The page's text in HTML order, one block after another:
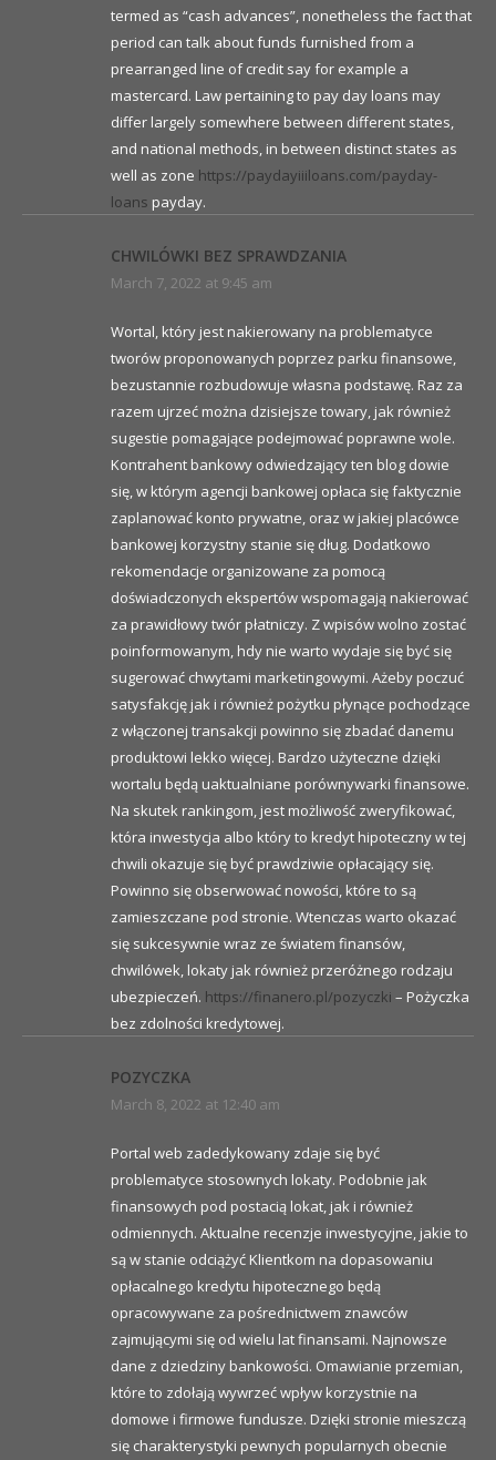
termed as “cash advances”, nonetheless the fact that
period can talk about funds furnished from a
prearranged line of credit say for example a
mastercard. Law pertaining to pay day loans may
differ largely somewhere between different states,
and national methods, in between distinct states as
well as zone https://paydayiiiloans.com/payday-
loans payday.
CHWILÓWKI BEZ SPRAWDZANIA
March 7, 2022 at 9:45 am
Wortal, który jest nakierowany na problematyce
tworów proponowanych poprzez parku finansowe,
bezustannie rozbudowuje własna podstawę. Raz za
razem ujrzeć można dzisiejsze towary, jak również
sugestie pomagające podejmować poprawne wole.
Kontrahent bankowy odwiedzający ten blog dowie
się, w którym agencji bankowej opłaca się faktycznie
zaplanować konto prywatne, oraz w jakiej placówce
bankowej korzystny stanie się dług. Dodatkowo
rekomendacje organizowane za pomocą
doświadczonych ekspertów wspomagają nakierować
za prawidłowy twór płatniczy. Z wpisów wolno zostać
poinformowanym, hdy nie warto wydaje się być się
sugerować chwytami marketingowymi. Ażeby poczuć
satysfakcję jak i również pożytku płynące pochodzące
z włączonej transakcji powinno się zbadać danemu
produktowi lekko więcej. Bardzo użyteczne dzięki
wortalu będą uaktualniane porównywarki finansowe.
Na skutek rankingom, jest możliwość zweryfikować,
która inwestycja albo który to kredyt hipoteczny w tej
chwili okazuje się być prawdziwie opłacający się.
Powinno się obserwować nowości, które to są
zamieszczane pod stronie. Wtenczas warto okazać
się sukcesywnie wraz ze światem finansów,
chwilówek, lokaty jak również przeróżnego rodzaju
ubezpieczeń. https://finanero.pl/pozyczki – Pożyczka
bez zdolności kredytowej.
POZYCZKA
March 8, 2022 at 12:40 am
Portal web zadedykowany zdaje się być
problematyce stosownych lokaty. Podobnie jak
finansowych pod postacią lokat, jak i również
odmiennych. Aktualne recenzje inwestycyjne, jakie to
są w stanie odciążyć Klientkom na dopasowaniu
opłacalnego kredytu hipotecznego będą
opracowywane za pośrednictwem znawców
zajmującymi się od wielu lat finansami. Najnowsze
dane z dziedziny bankowości. Omawianie przemian,
które to zdołają wywrzeć wpływ korzystnie na
domowe i firmowe fundusze. Dzięki stronie mieszczą
się charakterystyki pewnych popularnych obecnie